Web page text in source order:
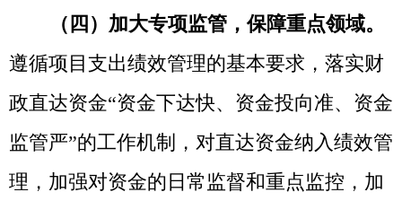
（五）突出综合考评，提升工作效能。
一是开展全面实施预算绩效管理体系建设综
全过程、全覆盖”预算绩效管理体系要求，对
照自治区全面实施预算绩效管理体系建设评